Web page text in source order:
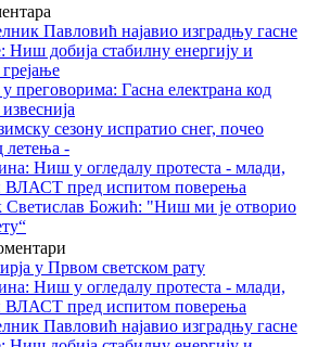
Павловић најавио изградњу гасне
Ниш добија стабилну енергију и
преговорима: Гасна електрана код
сезону испратио снег, почео
летења -
Ниш у огледалу протеста - млади,
ВЛАСТ пред испитом поверења
Светислав Божић: "Ниш ми је отворио
у Првом светском рату
Ниш у огледалу протеста - млади,
ВЛАСТ пред испитом поверења
Павловић најавио изградњу гасне